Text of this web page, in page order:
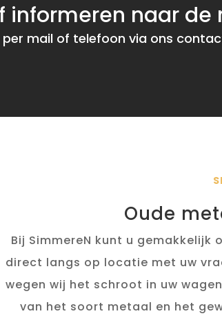
informeren naar de
mail of telefoon via ons
Oude
Bij SimmereN kunt u
direct langs op locatie met uw
wegen wij het schroot in uw
van het soort metaal en het